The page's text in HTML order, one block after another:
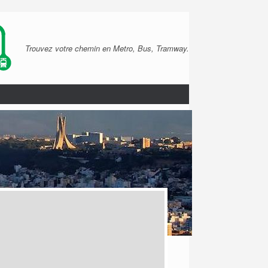
Trouvez votre chemin en Metro, Bus, Tramway.